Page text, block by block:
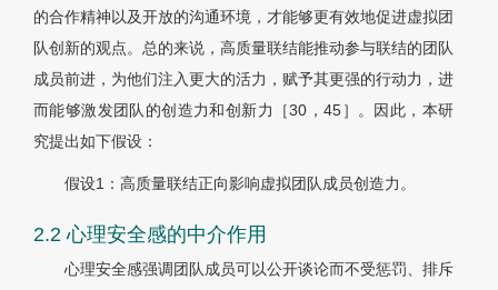
的合作精神以及开放的沟通环境，才能够更有效地促进虚拟团
队创新的观点。总的来说，高质量联结能推动参与联结的团队
成员前进，为他们注入更大的活力，赋予其更强的行动力，进
而能够激发团队的创造力和创新力［30，45］。因此，本研
究提出如下假设：
假设1：高质量联结正向影响虚拟团队成员创造力。
2.2 心理安全感的中介作用
心理安全感强调团队成员可以公开谈论而不受惩罚、排斥